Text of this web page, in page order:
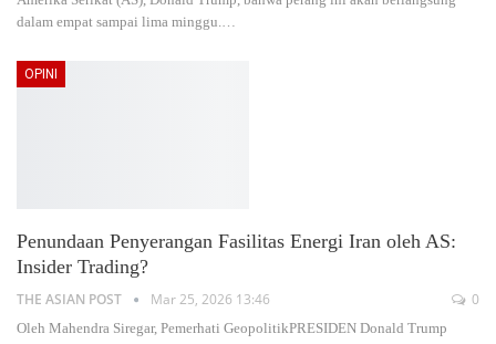
dalam empat sampai lima minggu.
OPINI
Penundaan Penyerangan Fasilitas Energi Iran oleh AS:
Insider Trading?
THE ASIAN POST Mar 25, 2026 13:46 0
Oleh Mahendra Siregar, Pemerhati GeopolitikPRESIDEN Donald Trump